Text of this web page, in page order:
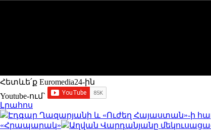
Հետևե՛ք Euromedia24-ին
Youtube-ում`
Լրահոս
Էդգար Ղազարյանի և «Ուժեղ Հայաստան»-ի
«Հրապարակ»
Աղվան Վարդանյանը մեկուսացած